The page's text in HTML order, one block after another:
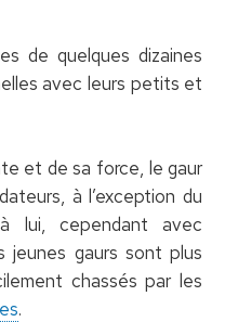
de quelques dizaines
avec leurs petits et
et de sa force, le gaur
à l’exception du
lui, cependant avec
gaurs sont plus
chassés par les
.